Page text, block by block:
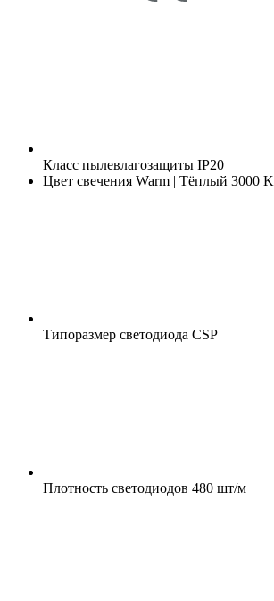
Класс пылевлагозащиты IP20
Цвет свечения Warm | Тёплый 3000 K
Типоразмер светодиода CSP
Плотность светодиодов 480 шт/м